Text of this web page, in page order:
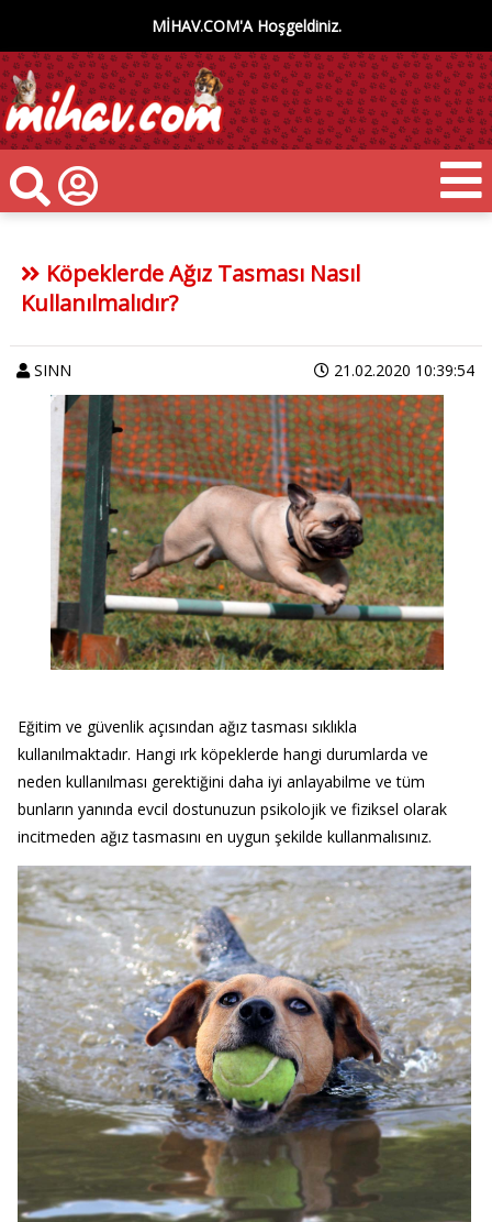
MİHAV.COM'A Hoşgeldiniz.
Köpeklerde Ağız Tasması Nasıl
Kullanılmalıdır?
SINN 21.02.2020 10:39:54
Eğitim ve güvenlik açısından ağız tasması sıklıkla
kullanılmaktadır. Hangi ırk köpeklerde hangi durumlarda ve
neden kullanılması gerektiğini daha iyi anlayabilme ve tüm
bunların yanında evcil dostunuzun psikolojik ve fiziksel olarak
incitmeden ağız tasmasını en uygun şekilde kullanmalısınız.